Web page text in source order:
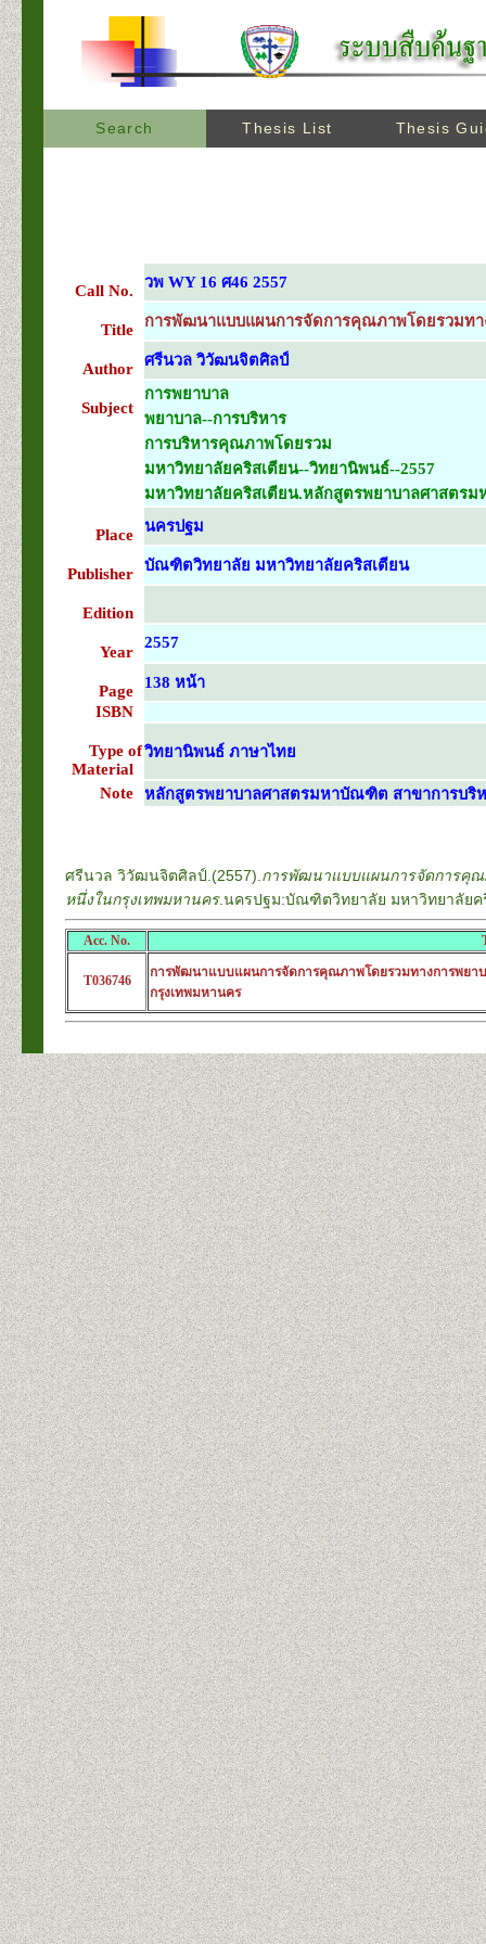
Search Thesis List Thesis
Call No. วพ WY 16 ศ46 2557
Title การพัฒนาแบบแผนการจัดการคุณภาพโดยรวมทา
Author ศรีนวล วิวัฒนจิตศิลป์
Subject
การพยาบาล
พยาบาล--การบริหาร
การบริหารคุณภาพโดยรวม
มหาวิทยาลัยคริสเตียน--วิทยานิพนธ์--2557
มหาวิทยาลัยคริสเตียน.หลักสูตรพยาบาลศาสตร
Place นครปฐม
Publisher บัณฑิตวิทยาลัย มหาวิทยาลัยคริสเตียน
Edition
Year
2557
Page
138 หน้า
ISBN
Type of
Material
วิทยานิพนธ์ ภาษาไทย
Note หลักสูตรพยาบาลศาสตรมหาบัณฑิต สาขาการบริ
ศรีนวล วิวัฒนจิตศิลป์.(2557). การพัฒนาแบบแผนการจัดการคุณ
หนึ่งในกรุงเทพมหานคร.นครปฐม:บัณฑิตวิทยาลัย มหาวิทยาลัยค
Acc. No.
T036746
การพัฒนาแบบแผนการจัดการคุณภาพโดยรวมทางการพยา
กรุงเทพมหานคร